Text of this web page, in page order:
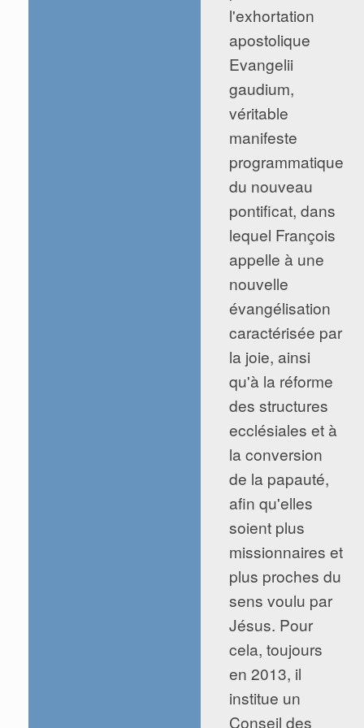
l'exhortation
apostolique
Evangelii
gaudium,
véritable
manifeste
programmatique
du nouveau
pontificat, dans
lequel François
appelle à une
nouvelle
évangélisation
caractérisée par
la joie, ainsi
qu'à la réforme
des structures
ecclésiales et à
la conversion
de la papauté,
afin qu'elles
soient plus
missionnaires et
plus proches du
sens voulu par
Jésus. Pour
cela, toujours
en 2013, il
institue un
Conseil des